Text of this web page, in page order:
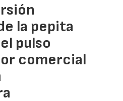
la pepita
pulso
comercial